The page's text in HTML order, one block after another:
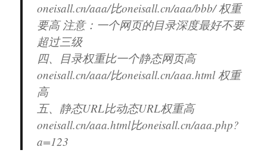
oneisall.cn/aaa/比oneisall.cn/aaa/bbb/ 权重
要高 注意：一个网页的目录深度最好不要
超过三级
四、目录权重比一个静态网页高
oneisall.cn/aaa/比oneisall.cn/aaa.html 权重
高
五、静态URL比动态URL权重高
oneisall.cn/aaa.html比oneisall.cn/aaa.php?
a=123